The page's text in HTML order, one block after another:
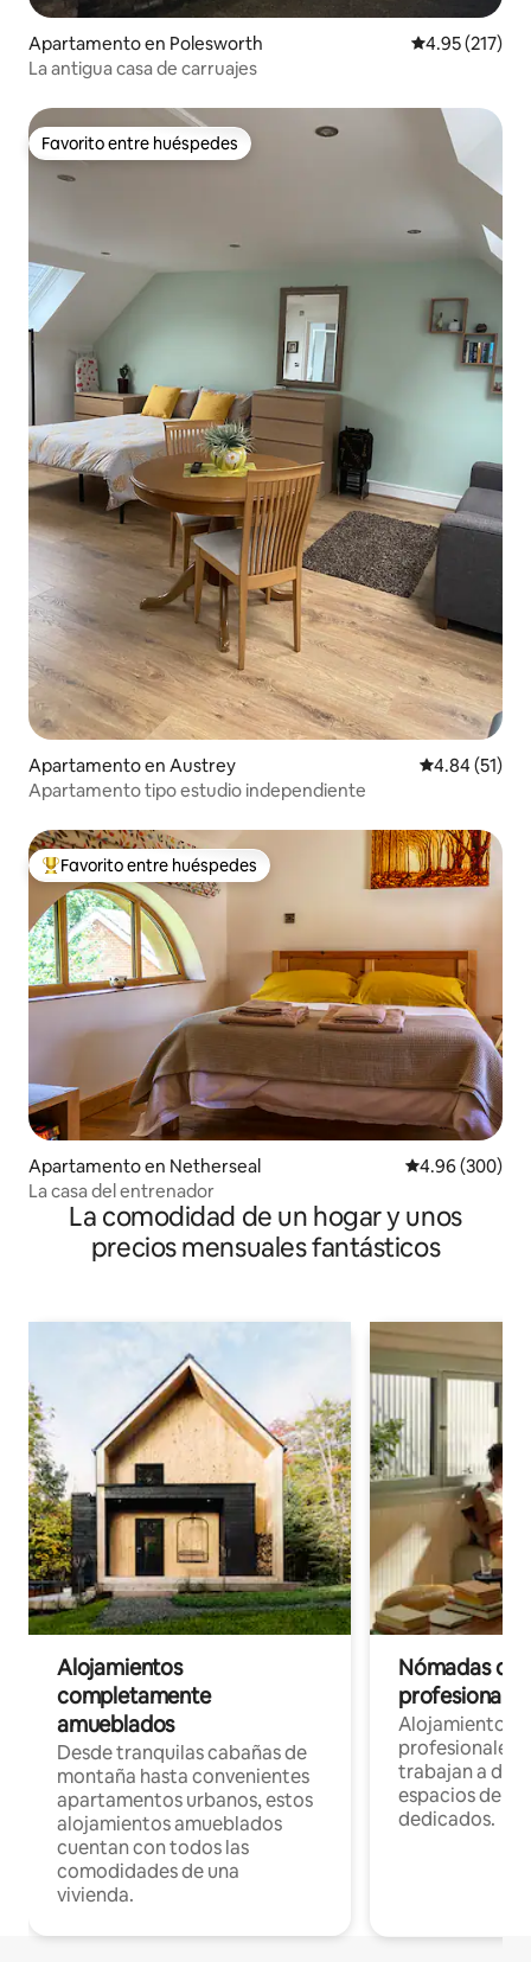
Apartamento en Polesworth Calificación
4.95 (217)
La antigua casa de carruajes
Favorito entre huéspedes
Favorito entre huéspedes
Apartamento en Austrey Calificación
4.84 (51)
Apartamento tipo estudio independiente
Favorito entre huéspedes preferido
Favorito entre huéspedes
Apartamento en Netherseal Calificación
4.96 (300)
La casa del entrenador
La comodidad de un hogar y unos
precios mensuales fantásticos
Alojamientos
completamente
amueblados
Desde tranquilas cabañas de
montaña hasta convenientes
apartamentos urbanos, estos
alojamientos amueblados
cuentan con todos las
comodidades de una
vivienda.
Nómadas
Alojamientos
profesionales
trabajan a
espacios de
dedicados.